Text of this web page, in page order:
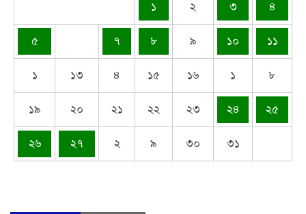
১ ২ ৩ ৪
৫ ৭ ৮ ৯ ১০ ১১
১ ১৩ ৪ ১৫ ১৬ ১ ৮
১৯ ২০ ২১ ২২ ২৩ ২৪ ২৫
২৬ ২৭ ২ ৯ ৩০ ৩১